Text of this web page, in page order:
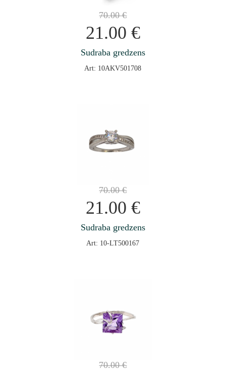
70.00€
21.00 €
Sudraba gredzens
Art: 10AKV501708
70.00€
21.00 €
Sudraba gredzens
Art: 10-LT500167
70.00€